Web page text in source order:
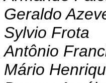
Geraldo
Sylvio Frota
Antônio
Mário